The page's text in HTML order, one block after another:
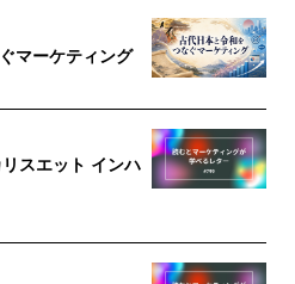
マーケティング
スエット インハ